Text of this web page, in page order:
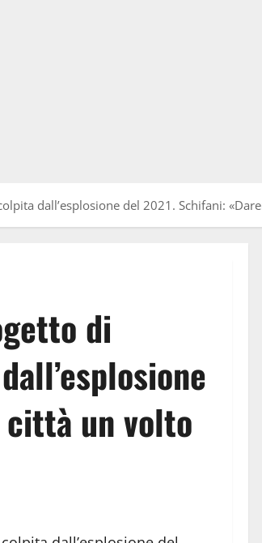
dall’esplosione del 2021. Schifani:
di
città un volto